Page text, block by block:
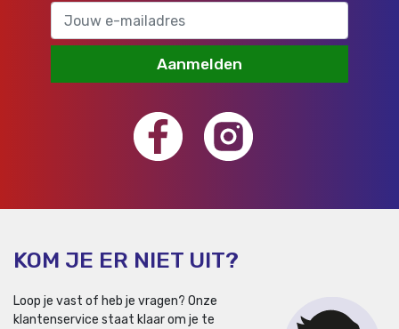
Aanmelden
KOM JE ER NIET UIT?
Loop je vast of heb je vragen? Onze
klantenservice staat klaar om je te